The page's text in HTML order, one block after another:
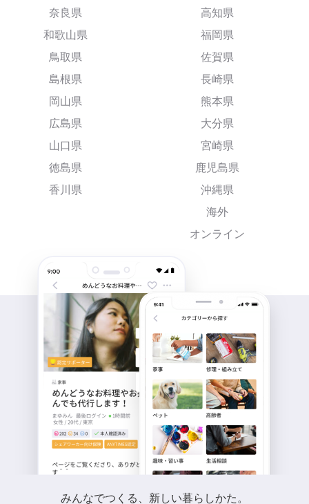
奈良県
和歌山県
鳥取県
島根県
岡山県
広島県
山口県
徳島県
香川県
高知県
福岡県
佐賀県
長崎県
熊本県
大分県
宮崎県
鹿児島県
沖縄県
海外
オンライン
みんなでつくる、新しい暮らしかた。